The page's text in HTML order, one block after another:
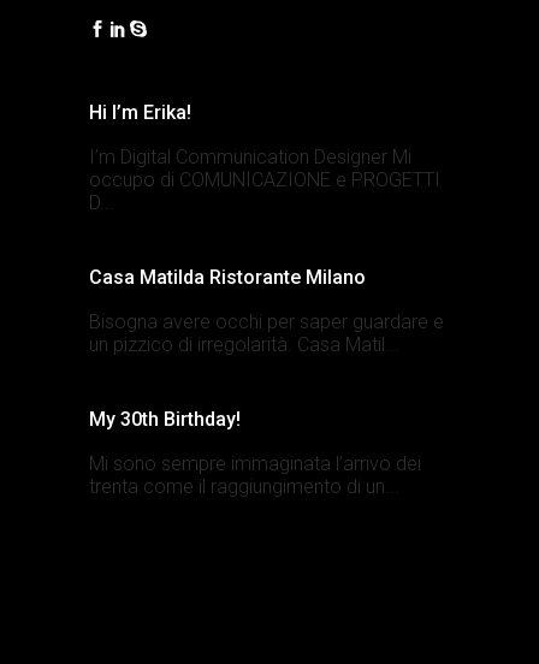
Hi I’m Erika!
I’m Digital Communication Designer Mi
occupo di COMUNICAZIONE e PROGETTI
D...
Casa Matilda Ristorante Milano
Bisogna avere occhi per saper guardare e
un pizzico di irregolarità. Casa Matil...
My 30th Birthday!
Mi sono sempre immaginata l’arrivo dei
trenta come il raggiungimento di un...